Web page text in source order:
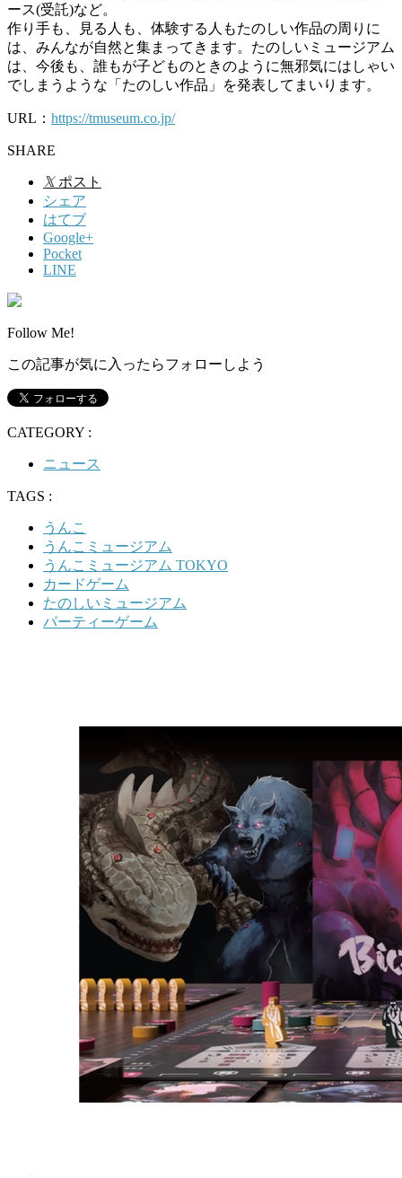
ース(受託)など。
作り手も、見る人も、体験する人もたのしい作品の周りに
は、みんなが自然と集まってきます。たのしいミュージアム
は、今後も、誰もが子どものときのように無邪気にはしゃい
でしまうような「たのしい作品」を発表してまいります。
URL： https://tmuseum.co.jp/
SHARE
𝕏 ポスト
シェア
はてブ
Google+
Pocket
LINE
Follow Me!
この記事が気に入ったらフォローしよう
CATEGORY :
ニュース
TAGS :
うんこ
うんこミュージアム
うんこミュージアム TOKYO
カードゲーム
たのしいミュージアム
パーティーゲーム